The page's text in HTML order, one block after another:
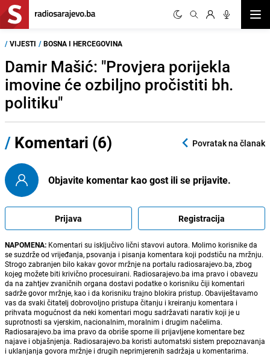
/ VIJESTI / BOSNA I HERCEGOVINA
Damir Mašić: "Provjera porijekla
imovine će ozbiljno pročistiti bh.
politiku"
/ Komentari (6) Povratak na članak
Objavite komentar kao gost ili se prijavite.
Prijava Registracija
NAPOMENA: Komentari su isključivo lični stavovi autora. Molimo korisnike da
se suzdrže od vrijeđanja, psovanja i pisanja komentara koji podstiču na mržnju.
Strogo zabranjen bilo kakav govor mržnje na portalu radiosarajevo.ba, zbog
kojeg možete biti krivično procesuirani. Radiosarajevo.ba ima pravo i obavezu
da na zahtjev zvaničnih organa dostavi podatke o korisniku čiji komentari
sadrže govor mržnje, kao i da korisniku trajno blokira pristup. Obaviještavamo
vas da svaki čitatelj dobrovoljno pristupa čitanju i kreiranju komentara i
prihvata mogućnost da neki komentari mogu sadržavati narativ koji je u
suprotnosti sa vjerskim, nacionalnim, moralnim i drugim načelima.
Radiosarajevo.ba ima pravo da obriše sporne ili prijavljene komentare bez
najave i objašnjenja. Radiosarajevo.ba koristi automatski sistem prepoznavanja
i uklanjanja govora mržnje i drugih neprimjerenih sadržaja u komentarima.